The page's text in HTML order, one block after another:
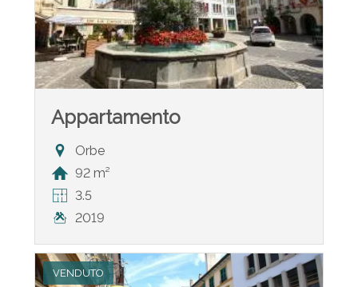
Appartamento
Orbe
92 m²
3.5
2019
VENDUTO